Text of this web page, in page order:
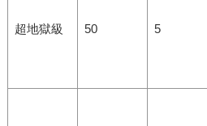
超地獄級 50 5